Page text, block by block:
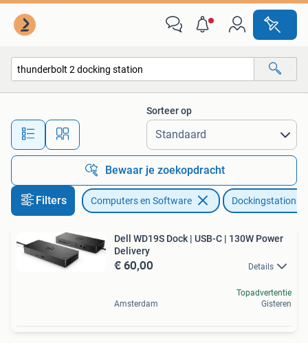
Alle afstanden…
Sorteer op
Bewaar je zoekopdracht
Filters Computers en Software Dockingstations
Dell WD19S Dock | USB-C | 130W Power
Delivery
€ 60,00 Details
Amsterdam
Topadvertentie
Gisteren